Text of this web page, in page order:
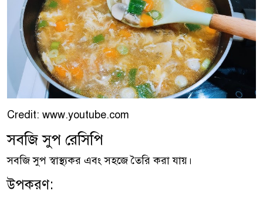
Credit: www.youtube.com
সবজি সুপ রেসিপি
সবজি সুপ স্বাস্থ্যকর এবং সহজে তৈরি করা যায়।
উপকরণ: